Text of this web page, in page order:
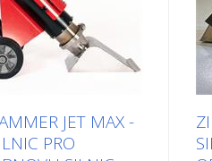
JET MAX -
PRO